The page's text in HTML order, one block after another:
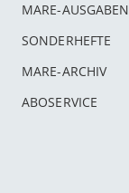
MARE-AUSGABEN
SONDERHEFTE
MARE-ARCHIV
ABOSERVICE